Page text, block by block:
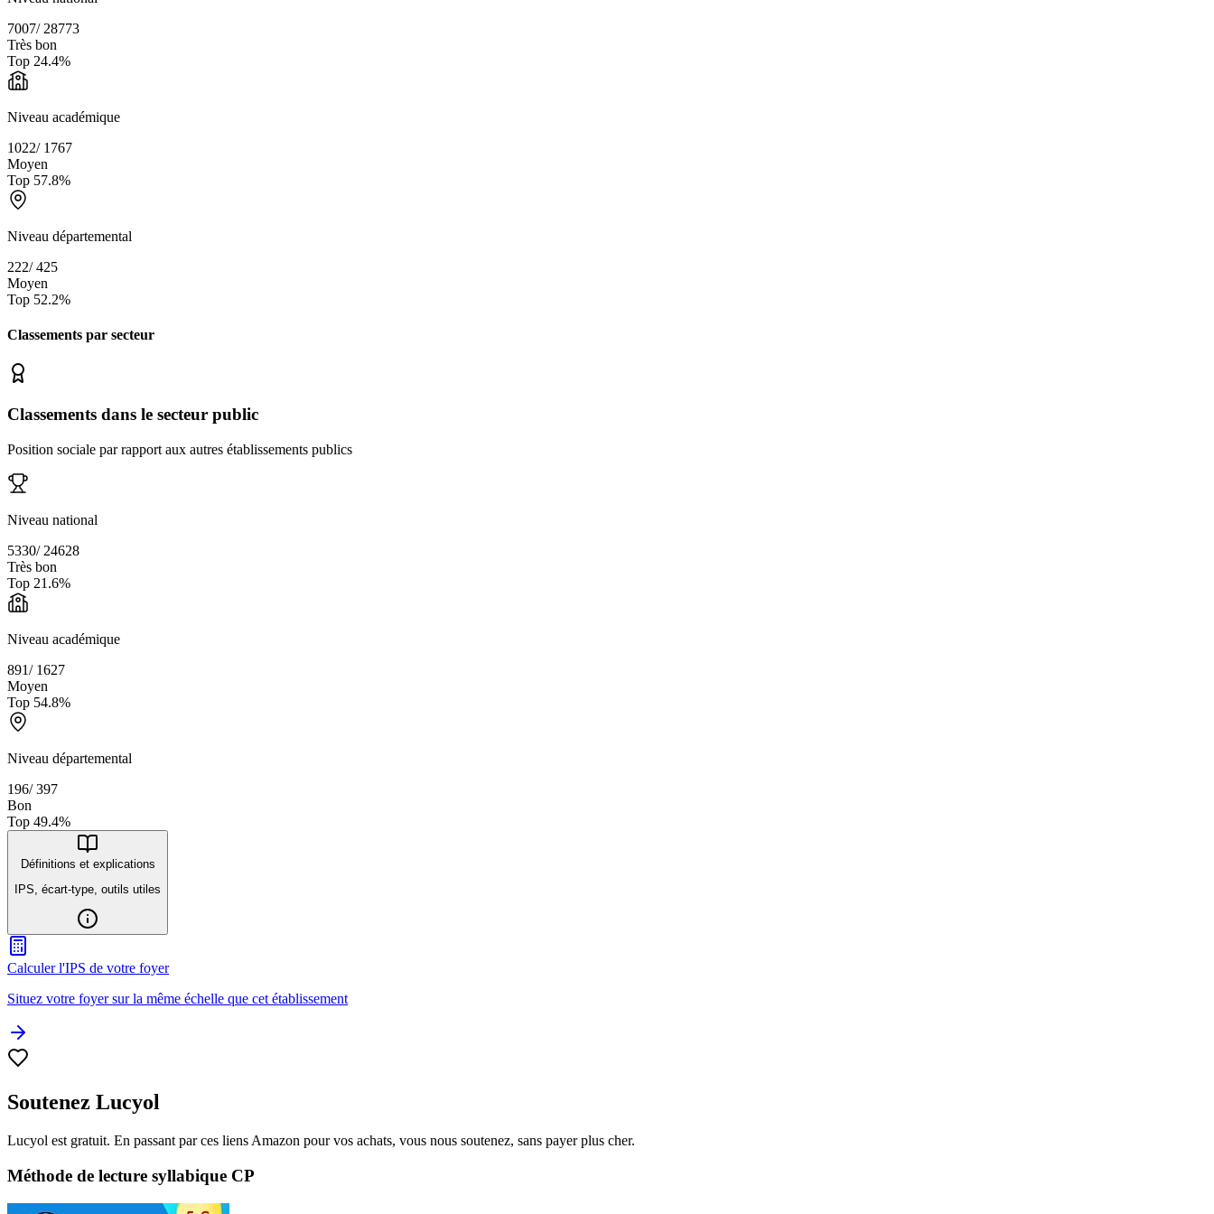
7007/ 28773
Très bon
Top 24.4%
Niveau académique
1022/ 1767
Moyen
Top 57.8%
Niveau départemental
222/425
Moyen
Top 52.2%
Classements par secteur
Classements dans le secteur public
Position sociale par rapport aux autres établissements publics
Niveau national
5330/ 24628
Très bon
Top 21.6%
Niveau académique
891/ 1627
Moyen
Top 54.8%
Niveau départemental
196/397
Bon
Top 49.4%
Définitions et explications
IPS, écart-type, outils utiles
Calculer l'IPS de votre foyer
Situez votre foyer sur la même échelle que cet établissement
Soutenez Lucyol
Lucyol est gratuit. En passant par ces liens Amazon pour vos achats, vous nous soutenez, sans payer plus cher.
Méthode de lecture syllabique CP